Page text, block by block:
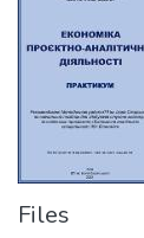
Files